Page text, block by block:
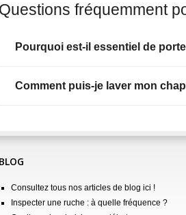
Questions fréquemment
Pourquoi est-il essentiel de
Comment puis-je laver mon
BLOG
Consultez tous nos articles de blog ici !
Inspecter une ruche : à quelle fréquence ?